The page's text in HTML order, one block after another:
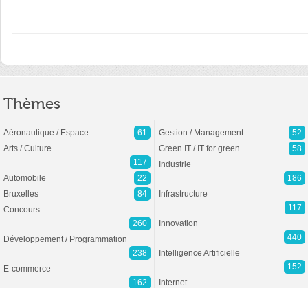
Thèmes
Aéronautique / Espace
61
Arts / Culture
117
Automobile
22
Bruxelles
84
Concours
260
Développement / Programmation
238
E-commerce
162
Gestion / Management
52
Green IT / IT for green
58
Industrie
186
Infrastructure
117
Innovation
440
Intelligence Artificielle
152
Internet